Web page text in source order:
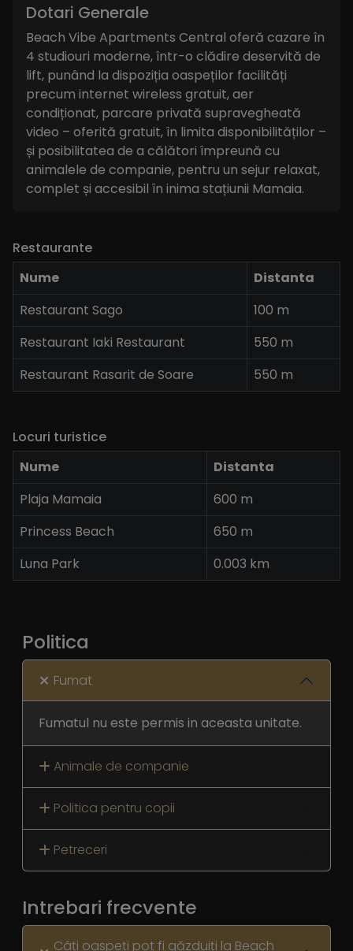
Dotari Generale
Beach Vibe Apartments Central oferă cazare în
4 studiouri moderne, într-o clădire deservită de
lift, punând la dispoziția oaspeților facilități
precum internet wireless gratuit, aer
condiționat, parcare privată supravegheată
video – oferită gratuit, în limita disponibilităților –
și posibilitatea de a călători împreună cu
animalele de companie, pentru un sejur relaxat,
complet și accesibil în inima stațiunii Mamaia.
Restaurante
Nume
Distanta
Restaurant Sago
100 m
Restaurant Iaki Restaurant
550 m
Restaurant Rasarit de Soare
550 m
Locuri turistice
Nume
Distanta
Plaja Mamaia
600 m
Princess Beach
650 m
Luna Park
0.003 km
Politica
Fumat
Fumatul nu este permis in aceasta unitate.
Animale de companie
Politica pentru copii
Petreceri
Intrebari frecvente
Câți oaspeți pot fi găzduiți la Beach